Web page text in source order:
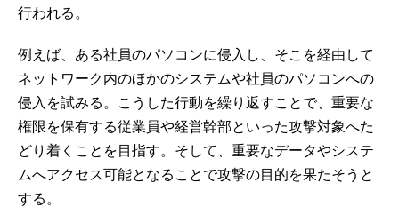
行われる。
例えば、ある社員のパソコンに侵入し、そこを経由して
ネットワーク内のほかのシステムや社員のパソコンへの
侵入を試みる。こうした行動を繰り返すことで、重要な
権限を保有する従業員や経営幹部といった攻撃対象へた
どり着くことを目指す。そして、重要なデータやシステ
ムへアクセス可能となることで攻撃の目的を果たそうと
する。